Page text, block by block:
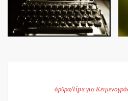
άρθρα/tips για